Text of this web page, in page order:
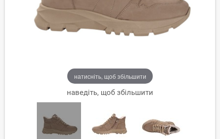
натисніть, щоб збільшити
наведіть, щоб збільшити